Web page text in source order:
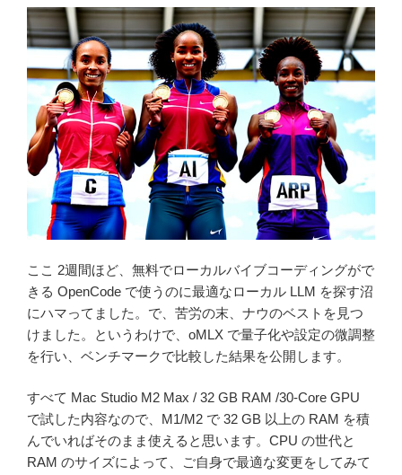
ここ 2週間ほど、無料でローカルバイブコーディングがで
きる OpenCode で使うのに最適なローカル LLM を探す沼
にハマってました。で、苦労の末、ナウのベストを見つ
けました。というわけで、oMLX で量子化や設定の微調整
を行い、ベンチマークで比較した結果を公開します。
すべて Mac Studio M2 Max / 32 GB RAM /30-Core GPU
で試した内容なので、M1/M2 で 32 GB 以上の RAM を積
んでいればそのまま使えると思います。CPU の世代と
RAM のサイズによって、ご自身で最適な変更をしてみて